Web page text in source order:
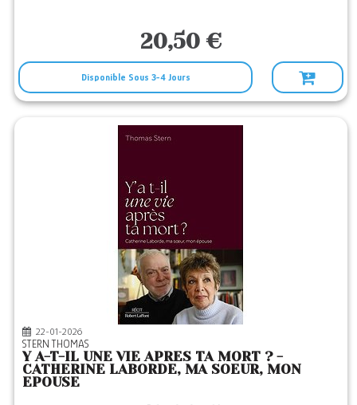
20,50 €
Disponible Sous 3-4 Jours
22-01-2026
STERN THOMAS
Y A-T-IL UNE VIE APRES TA MORT ? -
CATHERINE LABORDE, MA SOEUR, MON
EPOUSE